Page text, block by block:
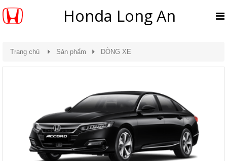
Honda Long An
Trang chủ Sản phẩm DÒNG XE